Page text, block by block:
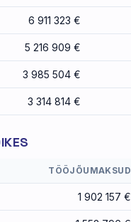
6 911 323 €
5 216 909 €
3 985 504 €
3 314 814 €
TÖÖJÕUMAKSUD
1 902 157 €